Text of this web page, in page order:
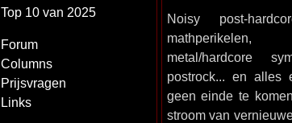
Top 10 van 2025
Forum
Columns
Prijsvragen
Links
Noisy post-
mathperikelen,
metal/hardcore
postrock... en
geen einde te
stroom van